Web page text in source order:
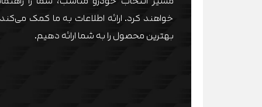
طبیعی با ۱۱۴ اسب بخار قدرت هم
ساعت می‌رسد. در نمایندگی ماموت خودروی
خواهند کرد. ارائه اطلاعات به ما کمک
بهترین محصول را به شما ارائه دهیم.